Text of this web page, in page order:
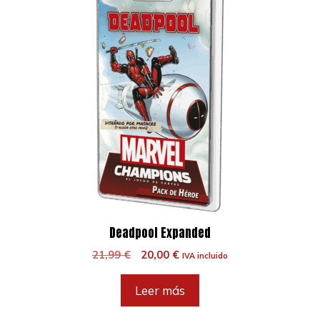
Deadpool Expanded
21,99€
El
original
era:
20,00 €El
es:
IVA incluido
Leer más